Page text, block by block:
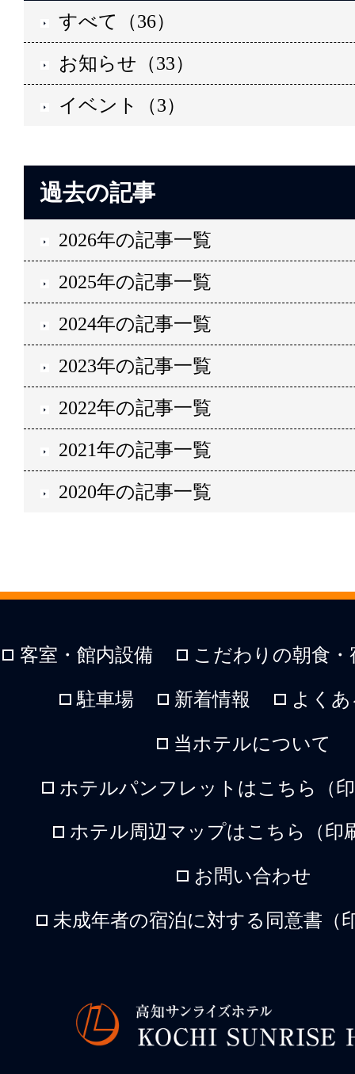
すべて（36）
お知らせ（33）
イベント（3）
過去の記事
2026年の記事一覧
2025年の記事一覧
2024年の記事一覧
2023年の記事一覧
2022年の記事一覧
2021年の記事一覧
2020年の記事一覧
客室・館内設備 こだわりの朝食
駐車場 新着情報 よく
当ホテルについて
ホテルパンフレットはこちら（
ホテル周辺マップはこちら（印
お問い合わせ
未成年者の宿泊に対する同意書（